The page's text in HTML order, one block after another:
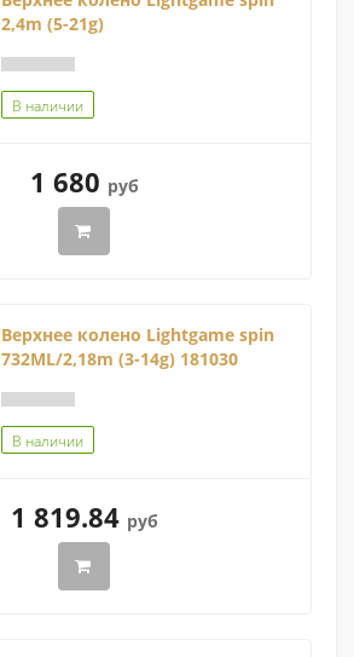
2,4m (5-21g)
В наличии
1 680 руб
Верхнее колено Lightgame spin
732ML/2,18m (3-14g) 181030
В наличии
1 819.84 руб